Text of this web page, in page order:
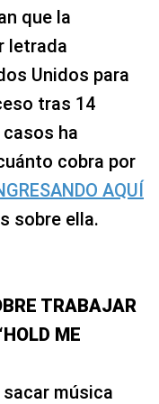
que la
letrada
Unidos para
tras 14
ha
cobra por
AQUÍ
sobre ella.
TRABAJAR
ME
música